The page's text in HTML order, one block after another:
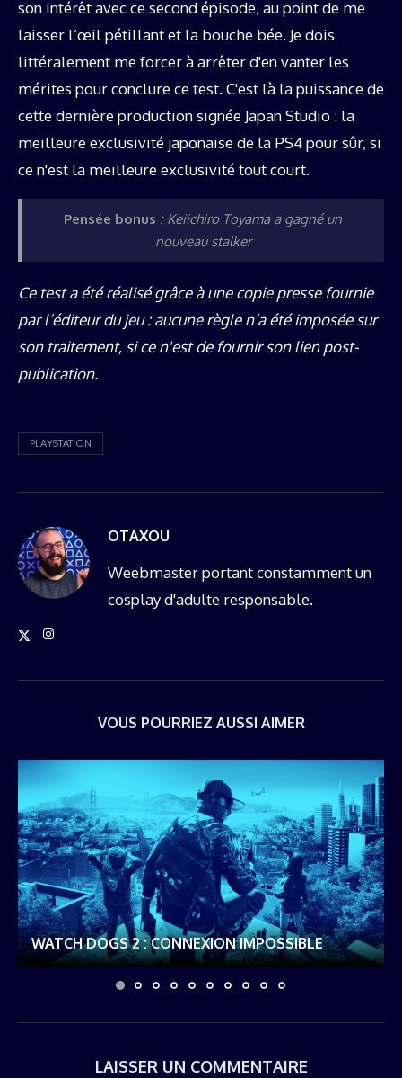
son intérêt avec ce second épisode, au point de me
laisser l’œil pétillant et la bouche bée. Je dois
littéralement me forcer à arrêter d'en vanter les
mérites pour conclure ce test. C'est là la puissance de
cette dernière production signée Japan Studio : la
meilleure exclusivité japonaise de la PS4 pour sûr, si
ce n'est la meilleure exclusivité tout court.
Pensée bonus : Keiichiro Toyama a gagné un
nouveau stalker
Ce test a été réalisé grâce à une copie presse fournie
par l’éditeur du jeu : aucune règle n’a été imposée sur
son traitement, si ce n'est de fournir son lien post-
publication.
PLAYSTATION
OTAXOU
Weebmaster portant constamment un
cosplay d'adulte responsable.
VOUS POURRIEZ AUSSI AIMER
WATCH DOGS 2 : CONNEXION IMPOSSIBLE
LAISSER UN COMMENTAIRE